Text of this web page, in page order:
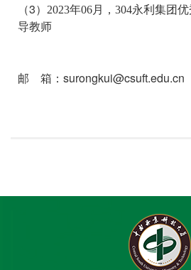
（3） 2023年06月，304永利集团
导教师
邮 箱： surongkui@csuft.edu.cn